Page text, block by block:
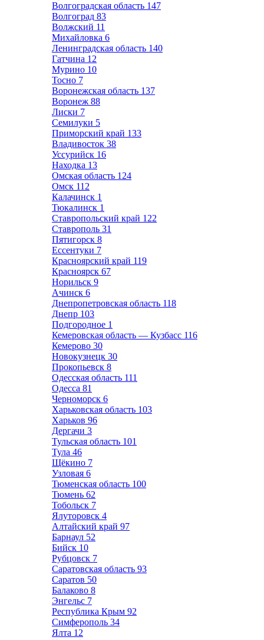
Волгоградская область 147
Волгоград 83
Волжский 11
Михайловка 6
Ленинградская область 140
Гатчина 12
Мурино 10
Тосно 7
Воронежская область 137
Воронеж 88
Лиски 7
Семилуки 5
Приморский край 133
Владивосток 38
Уссурийск 16
Находка 13
Омская область 124
Омск 112
Калачинск 1
Тюкалинск 1
Ставропольский край 122
Ставрополь 31
Пятигорск 8
Ессентуки 7
Красноярский край 119
Красноярск 67
Норильск 9
Ачинск 6
Днепропетровская область 118
Днепр 103
Подгородное 1
Кемеровская область — Кузбасс 116
Кемерово 30
Новокузнецк 30
Прокопьевск 8
Одесская область 111
Одесса 81
Черноморск 6
Харьковская область 103
Харьков 96
Дергачи 3
Тульская область 101
Тула 46
Щёкино 7
Узловая 6
Тюменская область 100
Тюмень 62
Тобольск 7
Ялуторовск 4
Алтайский край 97
Барнаул 52
Бийск 10
Рубцовск 7
Саратовская область 93
Саратов 50
Балаково 8
Энгельс 7
Республика Крым 92
Симферополь 34
Ялта 12